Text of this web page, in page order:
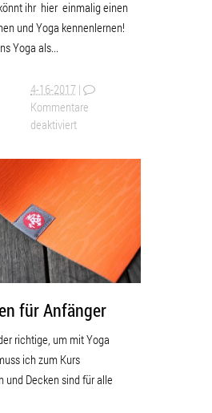
ihr hier einmalig einen
und Yoga kennenlernen!
Yoga als...
4-16-2017 |
Kommentare
deaktiviert
für Anfänger
richtige, um mit Yoga
ich zum Kurs
und Decken sind für alle